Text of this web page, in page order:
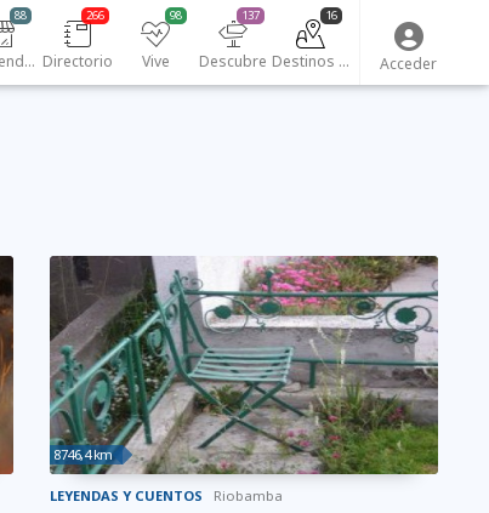
Emprendedores
88
Directorio
266
Vive
98
Descubre
137
Destinos turísticos
16
Acceder
8746,4 km
LEYENDAS Y CUENTOS Riobamba